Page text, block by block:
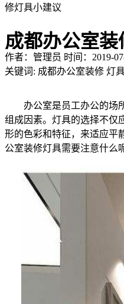
修灯具小建议
成都办公室
作者：管理员 时间：2019-
关键词: 成都办公室装修 灯
办公室是员工办公的场
组成因素。灯具的选择不仅
形的色彩和特征，来适应平
公室装修灯具需要注意什么